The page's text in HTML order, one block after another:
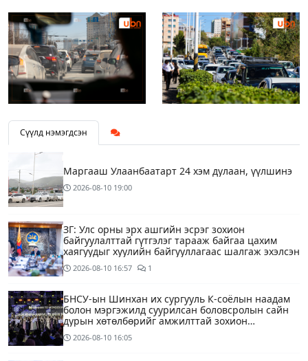
Сүүлд нэмэгдсэн
Маргааш Улаанбаатарт 24 хэм дулаан, үүлшинэ
2026-08-10 19:00
ЗГ: Улс орны эрх ашгийн эсрэг зохион
байгуулалттай гүтгэлэг тарааж байгаа цахим
хаягуудыг хуулийн байгууллагаас шалгаж эхэлсэн
2026-08-10 16:57 1
БНСУ-ын Шинхан их сургууль К-соёлын наадам
болон мэргэжилд суурилсан боловсролын сайн
дурын хөтөлбөрийг амжилттай зохион
байгууллаа
2026-08-10 16:05